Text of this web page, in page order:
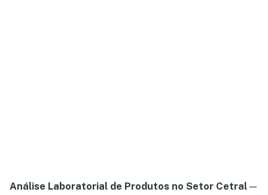
Análise Laboratorial de Produtos no Setor Cetral —